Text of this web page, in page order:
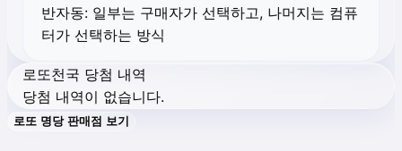
반자동: 일부는 구매자가 선택하고, 나머지는 컴퓨
터가 선택하는 방식
로또천국 당첨 내역
당첨 내역이 없습니다.
로또 명당 판매점 보기